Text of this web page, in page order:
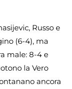
Russo e
(6-4), ma
male: 8-4 e
la Vero
ancora